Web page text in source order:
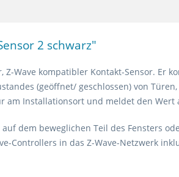
2 schwarz"
Wave kompatibler Kontakt-Sensor.
(geöffnet/ geschlossen) von
Installationsort und meldet den Wert
dem beweglichen Teil des Fensters
Controllers in das Z-Wave-Netzwerk